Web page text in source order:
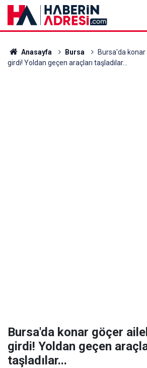
Anasayfa Bursa
Bursa'da
girdi! Yoldan geçen araçları taşladılar...
Bursa'da konar göçer
girdi! Yoldan geçen
taşladılar...